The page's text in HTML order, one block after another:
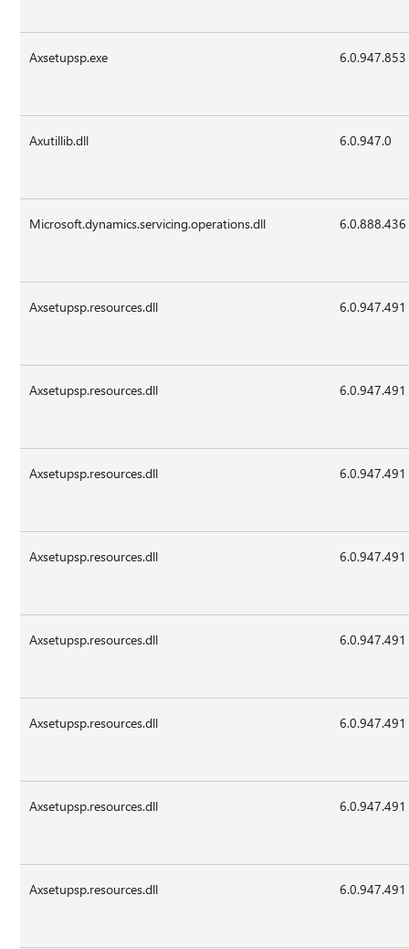
Axsetupsp.exe 6.0.947.853
Axutillib.dll 6.0.947.0
Microsoft.dynamics.servicing.operations.dll 6.0.888.436
Axsetupsp.resources.dll 6.0.947.491
Axsetupsp.resources.dll 6.0.947.491
Axsetupsp.resources.dll 6.0.947.491
Axsetupsp.resources.dll 6.0.947.491
Axsetupsp.resources.dll 6.0.947.491
Axsetupsp.resources.dll 6.0.947.491
Axsetupsp.resources.dll 6.0.947.491
Axsetupsp.resources.dll 6.0.947.491